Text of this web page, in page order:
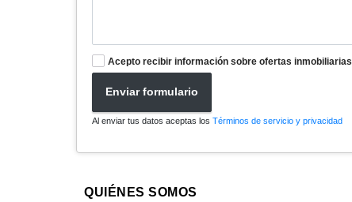
Acepto recibir información sobre ofertas inmobiliarias
Enviar formulario
Al enviar tus datos aceptas los Términos de servicio y privacidad
QUIÉNES SOMOS